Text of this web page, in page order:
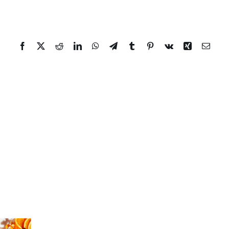
Facebook
TwitterRedditLinkedInWhatsApp
TelegramTumblr Pinterest
Vk Xing Email